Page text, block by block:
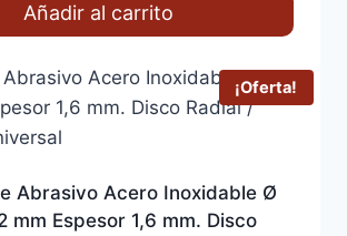
Añadir al carrito
¡Oferta!
Abrasivo Acero Inoxidable Ø
mm Espesor 1,6 mm. Disco